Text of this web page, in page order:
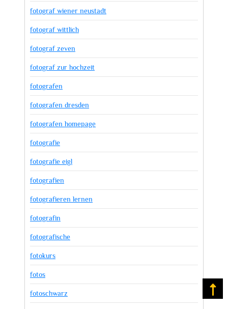
fotograf wiener neustadt
fotograf wittlich
fotograf zeven
fotograf zur hochzeit
fotografen
fotografen dresden
fotografen homepage
fotografie
fotografie eigl
fotografien
fotografieren lernen
fotografin
fotografische
fotokurs
fotos
fotoschwarz